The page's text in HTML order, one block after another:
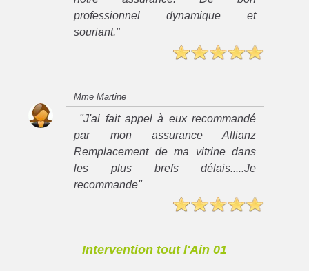
professionnel dynamique et
souriant."
Mme Martine
"J'ai fait appel à eux recommandé
par mon assurance Allianz
Remplacement de ma vitrine dans
les plus brefs délais.....Je
recommande"
Intervention tout l'Ain 01